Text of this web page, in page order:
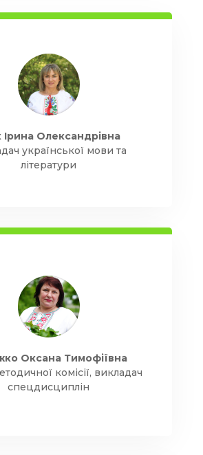
Ірина Олександрівна
української мови та
літератури
Оксана Тимофіївна
комісії, викладач
спецдисциплін